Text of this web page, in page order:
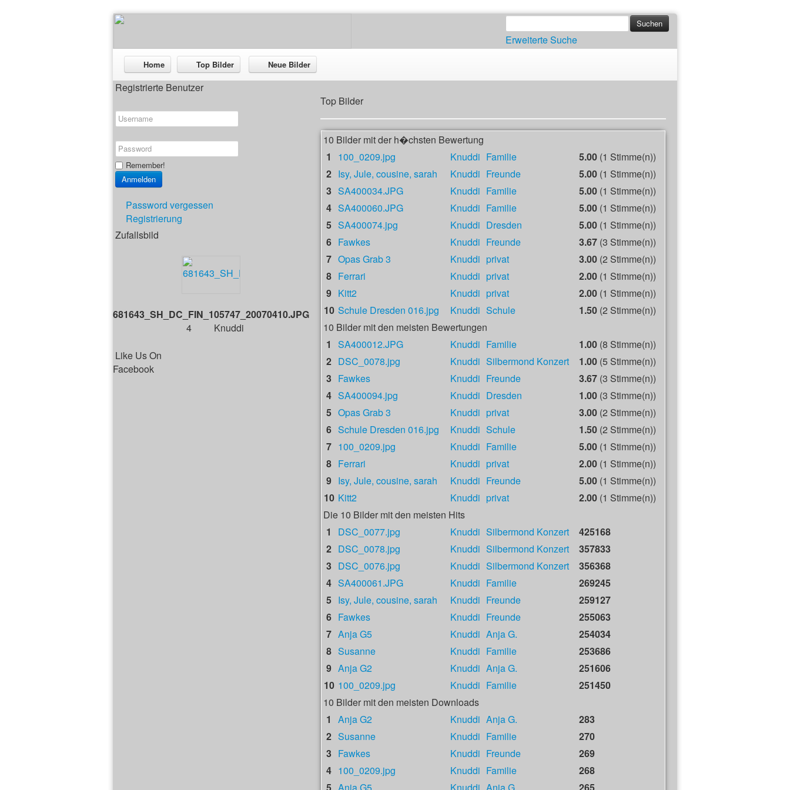
Erweiterte Suche
Home Top Bilder Neue Bilder
Registrierte Benutzer
Remember!
Password vergessen
Registrierung
Zufallsbild
681643_SH_DC_FIN_105747_20070410.JPG
4
Knuddi
Like Us On
Facebook
Top Bilder
10 Bilder mit der h�chsten Bewertung
1
100_0209.jpg Knuddi Familie 5.00 (1 Stimme(n))
2 Isy, Jule, cousine, sarah Knuddi Freunde 5.00 (1 Stimme(n))
3 SA400034.JPG Knuddi Familie 5.00 (1 Stimme(n))
4 SA400060.JPG Knuddi Familie 5.00 (1 Stimme(n))
5 SA400074.jpg Knuddi Dresden 5.00 (1 Stimme(n))
6 Fawkes Knuddi Freunde 3.67 (3 Stimme(n))
7 Opas Grab 3 Knuddi privat 3.00 (2 Stimme(n))
8 Ferrari Knuddi privat 2.00 (1 Stimme(n))
9 Kitt2 Knuddi privat 2.00 (1 Stimme(n))
10 Schule Dresden 016.jpg Knuddi Schule 1.50 (2 Stimme(n))
10 Bilder mit den meisten Bewertungen
1
SA400012.JPG Knuddi Familie 1.00 (8 Stimme(n))
2 DSC_0078.jpg Knuddi Silbermond Konzert 1.00 (5 Stimme(n))
3 Fawkes Knuddi Freunde 3.67 (3 Stimme(n))
4 SA400094.jpg Knuddi Dresden 1.00 (3 Stimme(n))
5 Opas Grab 3 Knuddi privat 3.00 (2 Stimme(n))
6 Schule Dresden 016.jpg Knuddi Schule 1.50 (2 Stimme(n))
7 100_0209.jpg Knuddi Familie 5.00 (1 Stimme(n))
8 Ferrari Knuddi privat 2.00 (1 Stimme(n))
9 Isy, Jule, cousine, sarah Knuddi Freunde 5.00 (1 Stimme(n))
10 Kitt2 Knuddi privat 2.00 (1 Stimme(n))
Die 10 Bilder mit den meisten Hits
1
DSC_0077.jpg Knuddi Silbermond Konzert
425168
2 DSC_0078.jpg Knuddi Silbermond Konzert
357833
3 DSC_0076.jpg Knuddi Silbermond Konzert
356368
4 SA400061.JPG Knuddi Familie
269245
5 Isy, Jule, cousine, sarah Knuddi Freunde
259127
6 Fawkes Knuddi Freunde
255063
7 Anja G5 Knuddi Anja G.
254034
8 Susanne Knuddi Familie
253686
9 Anja G2 Knuddi Anja G.
251606
10 100_0209.jpg Knuddi Familie
251450
10 Bilder mit den meisten Downloads
1
Anja G2 Knuddi Anja G.
283
2 Susanne Knuddi Familie
270
3 Fawkes Knuddi Freunde
269
4 100_0209.jpg Knuddi Familie
268